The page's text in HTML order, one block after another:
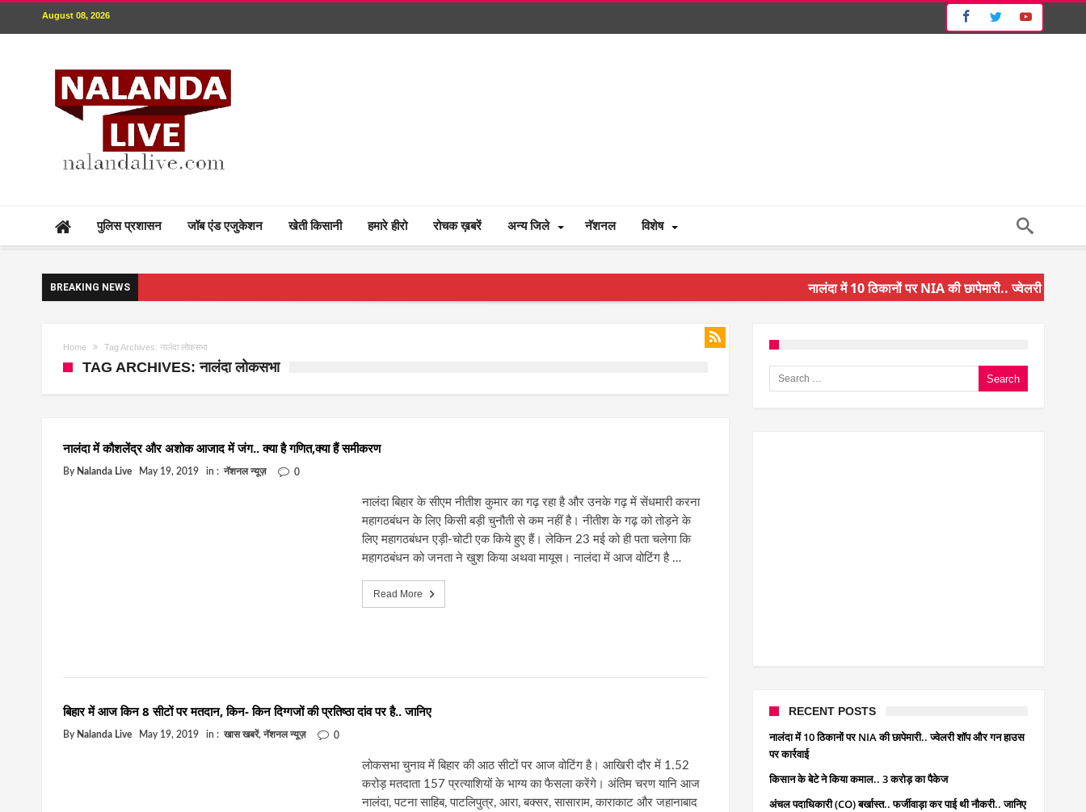
August 08, 2026
पुलिस प्रशासन जॉब एंड एजुकेशन खेती किसानी हमारे हीरो रोचक ख़बरें अन्य जिले नॅशनल विशेष
BREAKING NEWS
नालंदा में 10 ठिकानों पर NIA की छापेमारी.. ज्वेलरी शॉप और गन
घूसखोर अफसरों पर एक्शन.. दो-दो अफसर घूस लेते गिरफ्तार
Home Tag Archives: नालंदा लोकसभा
TAG ARCHIVES: नालंदा लोकसभा
नालंदा में कौशलेंद्र और अशोक आजाद में जंग.. क्या है गणित,क्या हैं समीकरण
By Nalanda Live May 19, 2019 in : नॅशनल न्यूज़ 0
नालंदा बिहार के सीएम नीतीश कुमार का गढ़ रहा है और उनके गढ़ में सेंधमारी करना
महागठबंधन के लिए किसी बड़ी चुनौती से कम नहीं है। नीतीश के गढ़ को तोड़ने के
लिए महागठबंधन एड़ी-चोटी एक किये हुए हैं। लेकिन 23 मई को ही पता चलेगा कि
महागठबंधन को जनता ने खुश किया अथवा मायूस। नालंदा में आज वोटिंग है …
Read More
बिहार में आज किन 8 सीटों पर मतदान, किन- किन दिग्गजों की प्रतिष्ठा दांव पर है.. जानिए
By Nalanda Live May 19, 2019 in : खास खबरें, नॅशनल न्यूज़ 0
लोकसभा चुनाव में बिहार की आठ सीटों पर आज वोटिंग है। आखिरी दौर में 1.52
करोड़ मतदाता 157 प्रत्याशियों के भाग्य का फैसला करेंगे। अंतिम चरण यानि आज
नालंदा, पटना साहिब, पाटलिपुत्र, आरा, बक्सर, सासाराम, काराकाट और जहानाबाद
Search for:
RECENT POSTS
नालंदा में 10 ठिकानों पर NIA की छापेमारी.. ज्वेलरी शॉप और गन हाउस
पर कार्रवाई
किसान के बेटे ने किया कमाल.. 3 करोड़ का पैकेज
अंचल पदाधिकारी (CO) बर्खास्त.. फर्जीवाड़ा कर पाई थी नौकरी.. जानिए